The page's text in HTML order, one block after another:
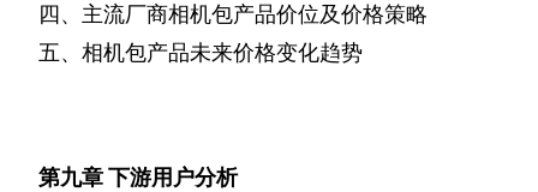
四、主流厂商相机包产品价位及价格策略
五、相机包产品未来价格变化趋势
第九章下游用户分析